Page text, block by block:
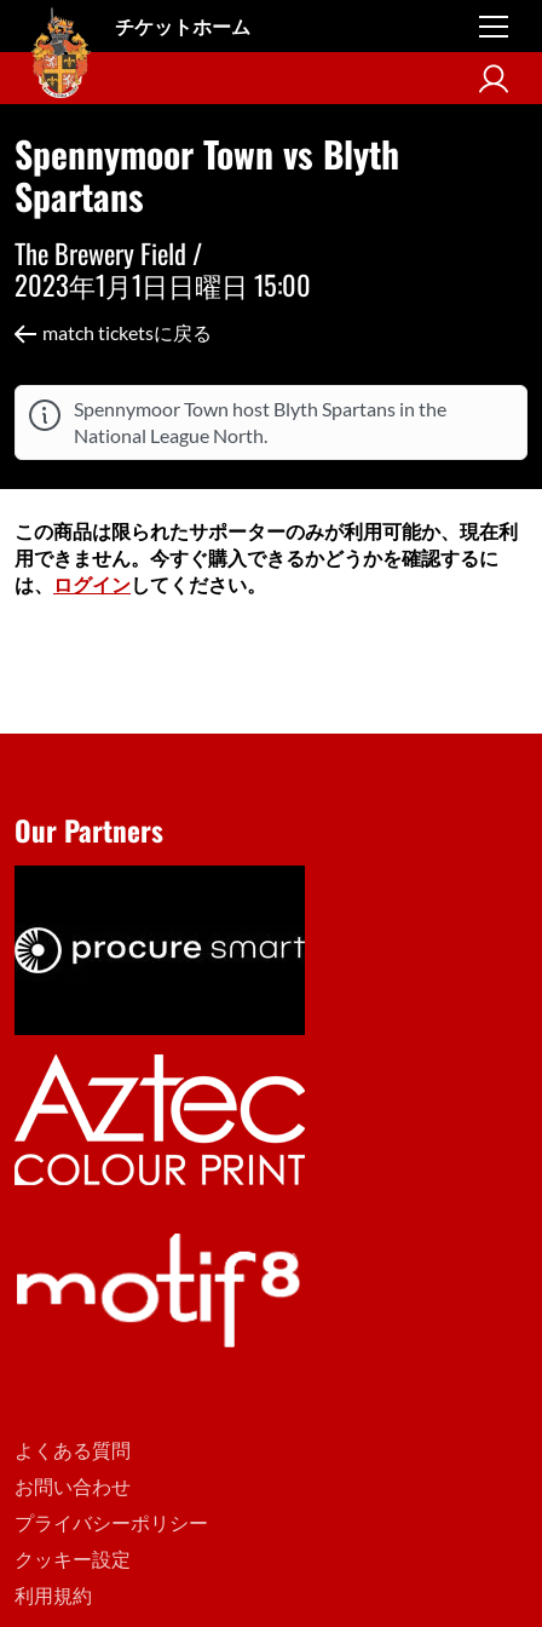
チケットホーム
Spennymoor Town vs Blyth
Spartans
The Brewery Field /
2023年1月1日日曜日 15:00
match ticketsに戻る
Spennymoor Town host Blyth Spartans in the
National League North.
この商品は限られたサポーターのみが利用可能か、現在利
用できません。今すぐ購入できるかどうかを確認するに
は、
ログインしてください。
よくある質問
お問い合わせ
プライバシーポリシー
クッキー設定
利用規約
Our Partners